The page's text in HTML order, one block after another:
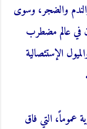
والضجر، وسوى
في عالم مضطرب
الإستئصالية
عموماً، التي فاق